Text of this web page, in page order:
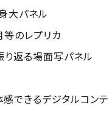
大パネル
のレプリカ
り返る場面写パネル
できるデジタルコン